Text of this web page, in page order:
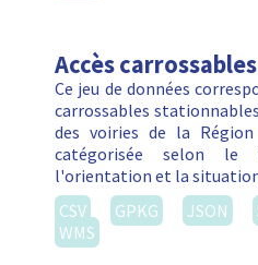
Accès carrossables
Ce jeu de données
carrossables
des voiries de la Région
catégorisée selon le
l'orientation et la
CSV
GPKG JSON
WMS